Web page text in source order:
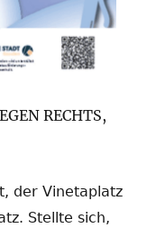
RECHTS,
der Vinetaplatz
Stellte sich,